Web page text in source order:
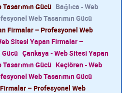
Gücü Bağlıca - Web
Web Tasarımın Gücü
Firmalar – Profesyonel Web
Sitesi Yapan Firmalar –
Gücü Çankaya - Web Sitesi Yapan
Gücü Keçiören - Web
Web Tasarımın Gücü
– Profesyonel Web